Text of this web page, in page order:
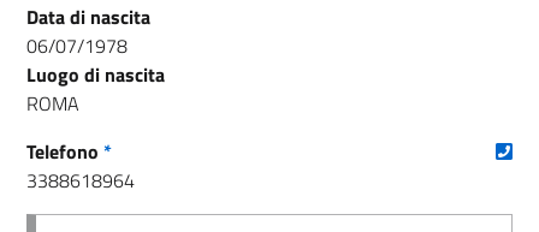
Data di nascita
06/07/1978
Luogo di nascita
ROMA
Telefono *
3388618964